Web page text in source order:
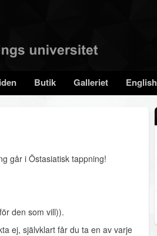
Butik Galleriet English
går i Östasiatisk tappning!
den som vill)).
ej, självklart får du ta en av varje